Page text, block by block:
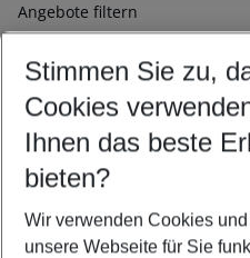
Angebote filtern
Ändern Sie Ihre Kriterien
Abflughafen wählen
Beliebiger Abflughafen
Reisezeitraum wählen
09.08.26– 07.08.27 5-
2 Erwachsene Keine
Stimmen Sie zu,
Cookies
Ihnen das beste
bieten?
Wir verwenden Cookies
unsere Webseite für Sie